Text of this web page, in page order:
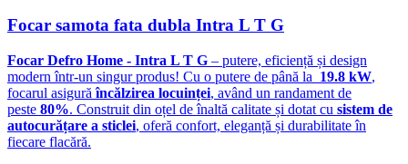
Focar samota fata dubla Intra L T G
Focar Defro Home - Intra L T G – putere, eficiență și design
modern într-un singur produs! Cu o putere de până la 19.8 kW,
focarul asigurăîncălzirea locuinței, având un randament de
peste 80%. Construit din oțel de înaltă calitate și dotat cu sistem de
autocurățare a sticlei, oferă confort, eleganță și durabilitate în
fiecare flacără.